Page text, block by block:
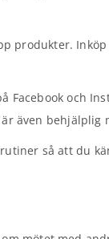
produkter.
och
även behjälplig
så att du